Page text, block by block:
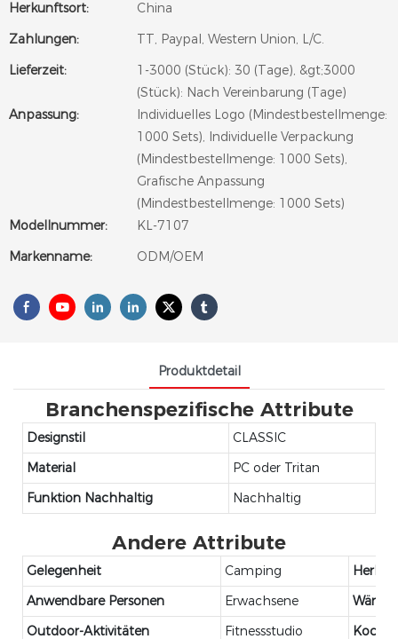
Herkunftsort:
China
Zahlungen:
TT, Paypal, Western Union, L/C.
Lieferzeit:
1-3000 (Stück): 30 (Tage), &gt;3000
(Stück): Nach Vereinbarung (Tage)
Anpassung:
Individuelles Logo (Mindestbestellmenge:
1000 Sets), Individuelle Verpackung
(Mindestbestellmenge: 1000 Sets),
Grafische Anpassung
(Mindestbestellmenge: 1000 Sets)
Modellnummer:
KL-7107
Markenname:
ODM/OEM
Produktdetail
Branchenspezifische Attribute
Designstil
CLASSIC
Material
PC oder Tritan
Funktion Nachhaltig
Nachhaltig
Andere Attribute
Gelegenheit Camping
Anwendbare Personen
Erwachsene
Outdoor-Aktivitäten
Fitnessstudio